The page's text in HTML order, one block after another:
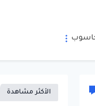
الأكثر مشاهدة